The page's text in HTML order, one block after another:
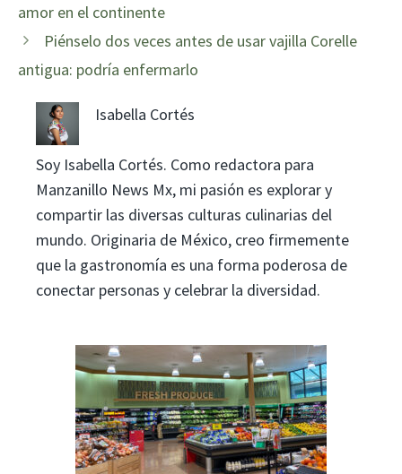
amor en el continente
Piénselo dos veces antes de usar vajilla Corelle
antigua: podría enfermarlo
Isabella Cortés
Soy Isabella Cortés. Como redactora para
Manzanillo News Mx, mi pasión es explorar y
compartir las diversas culturas culinarias del
mundo. Originaria de México, creo firmemente
que la gastronomía es una forma poderosa de
conectar personas y celebrar la diversidad.